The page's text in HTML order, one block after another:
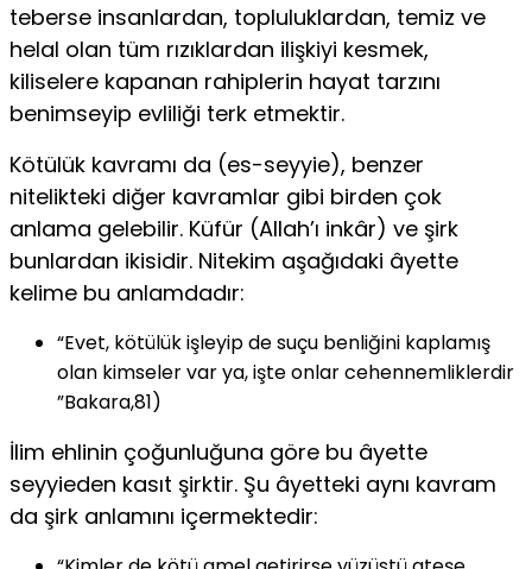
teberse insanlardan, topluluklardan, temiz ve
helal olan tüm rızıklardan ilişkiyi kesmek,
kiliselere kapanan rahiplerin hayat tarzını
benimseyip evliliği terk etmektir.
Kötülük kavramı da (es-seyyie), benzer
nitelikteki diğer kav­ramlar gibi birden çok
anlama gelebilir. Küfür (Allah’ı inkâr) ve şirk
bunlardan ikisidir. Nitekim aşağıdaki âyette
kelime bu anlam­dadır:
“Evet, kötülük işleyip de suçu benliğini kaplamış
olan kimseler var ya, işte onlar cehennemliklerdir
”Bakara,81)
İlim ehlinin çoğunluğuna göre bu âyette
seyyieden kasıt şirk­tir. Şu âyetteki aynı kavram
da şirk anlamını içermektedir: